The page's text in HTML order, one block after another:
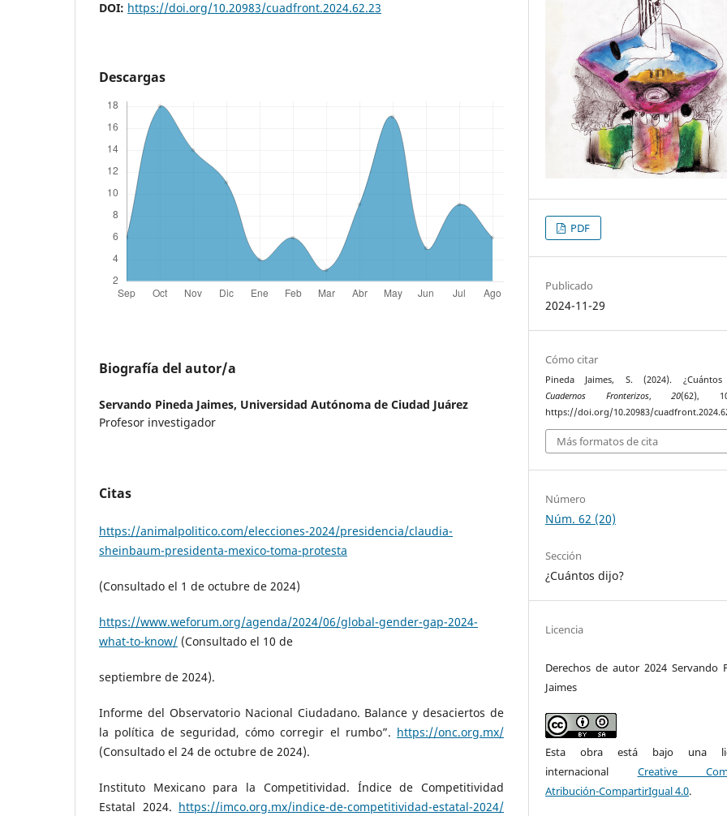
DOI: https://doi.org/10.20983/cuadfront.2024.62.23
Descargas
Biografía del autor/a
Servando Pineda Jaimes, Universidad Autónoma de Ciudad Juárez
Profesor investigador
Citas
https://animalpolitico.com/elecciones-2024/presidencia/claudia-
sheinbaum-presidenta-mexico-toma-protesta
(Consultado el 1 de octubre de 2024)
https://www.weforum.org/agenda/2024/06/global-gender-gap-2024-
what-to-know/ (Consultado el 10 de
septiembre de 2024).
Informe del Observatorio Nacional Ciudadano. Balance y desaciertos de
la política de seguridad, cómo corregir el rumbo”. https://onc.org.mx/
(Consultado el 24 de octubre de 2024).
Instituto Mexicano para la Competitividad. Índice de Competitividad
Estatal 2024. https://imco.org.mx/indice-de-competitividad-estatal-2024/
PDF
Publicado
2024-11-29
Cómo citar
Pineda Jaimes, S. (2024).
Cuadernos Fronterizos,20(62),
https://doi.org/10.20983/
Más formatos de cita
Número
Núm. 62 (20)
Sección
¿Cuántos dijo?
Licencia
Derechos de autor 2024 Servando
Jaimes
Esta obra está bajo una
internacional Creative
Atribución-CompartirIgual 4.0.